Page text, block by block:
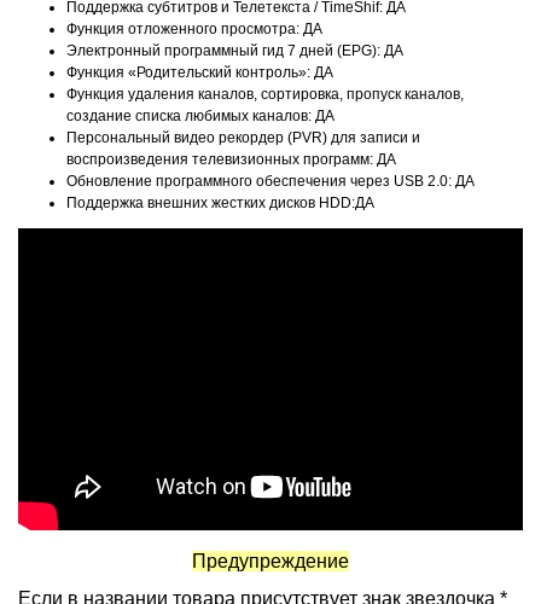
Поддержка субтитров и Телетекста / TimeShif: ДА
Функция отложенного просмотра: ДА
Электронный программный гид 7 дней (EPG): ДА
Функция «Родительский контроль»: ДА
Функция удаления каналов, сортировка, пропуск каналов,
создание списка любимых каналов: ДА
Персональный видео рекордер (PVR) для записи и
воспроизведения телевизионных программ: ДА
Обновление программного обеспечения через USB 2.0: ДА
Поддержка внешних жестких дисков HDD:ДА
Предупреждение
Если в названии товара присутствует знак звездочка *